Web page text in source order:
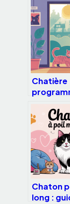
Chatière
pour bien
et
Chaton
long :